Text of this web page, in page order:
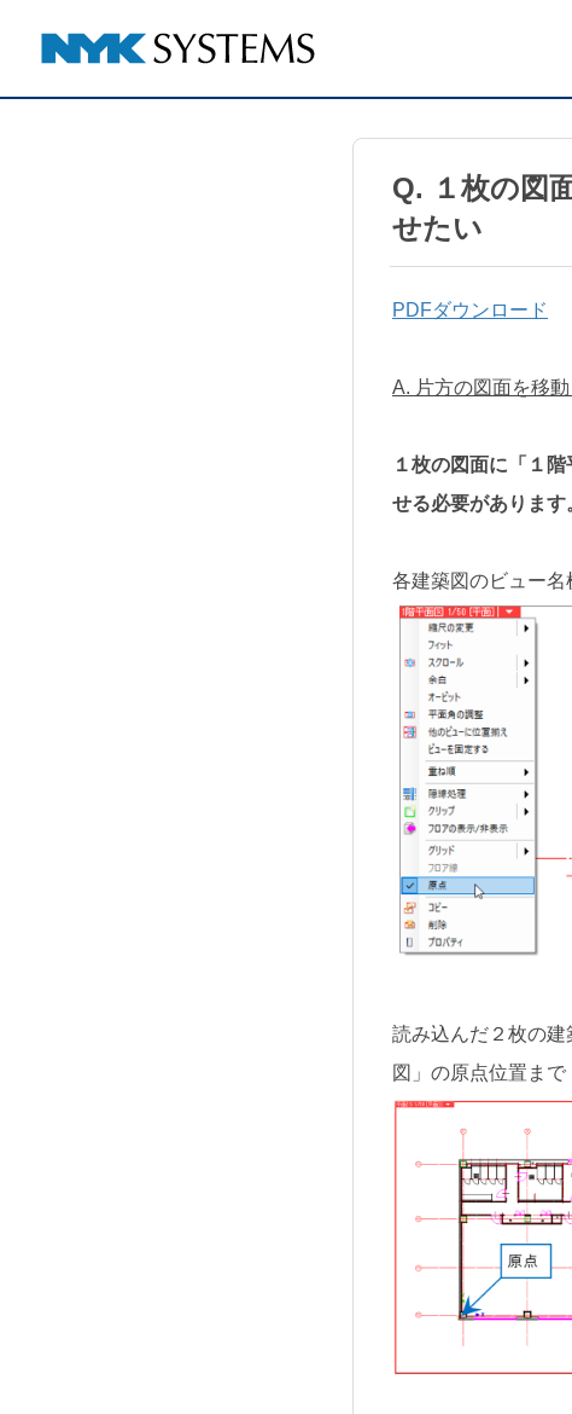
Q. １枚の図
せたい
PDFダウンロード
A. 片方の図面を移
１枚の図面に「１
せる必要があります
各建築図のビュー
読み込んだ２枚の
図」の原点位置まで